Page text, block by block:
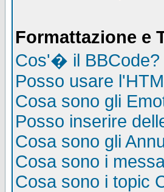
Formattazione e
Cos'� il BBCode?
Posso usare
Cosa sono gli
Posso inserire
Cosa sono gli
Cosa sono i
Cosa sono i topic